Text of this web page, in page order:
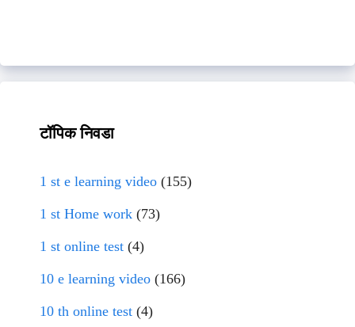
टॉपिक निवडा
1 st e learning video (155)
1 st Home work (73)
1 st online test (4)
10 e learning video (166)
10 th online test (4)